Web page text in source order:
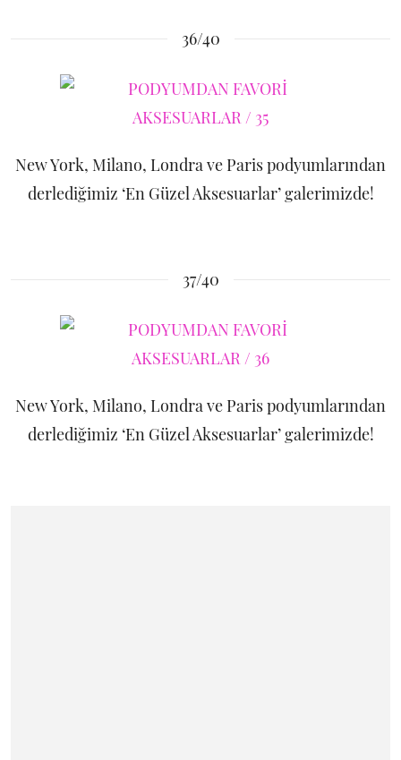
36/40
New York, Milano, Londra ve Paris podyumlarından
derlediğimiz ‘En Güzel Aksesuarlar’ galerimizde!
37/40
New York, Milano, Londra ve Paris podyumlarından
derlediğimiz ‘En Güzel Aksesuarlar’ galerimizde!